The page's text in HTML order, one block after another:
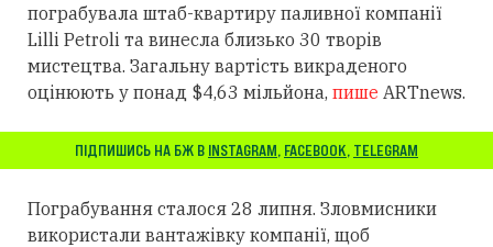
пограбувала штаб-квартиру паливної компанії
Lilli Petroli та винесла близько 30 творів
мистецтва. Загальну вартість викраденого
оцінюють у понад $4,63 мільйона, пише ARTnews.
ПІДПИШИСЬ НА БЖ В INSTAGRAM, FACEBOOK, TELEGRAM
Пограбування сталося 28 липня. Зловмисники
використали вантажівку компанії, щоб